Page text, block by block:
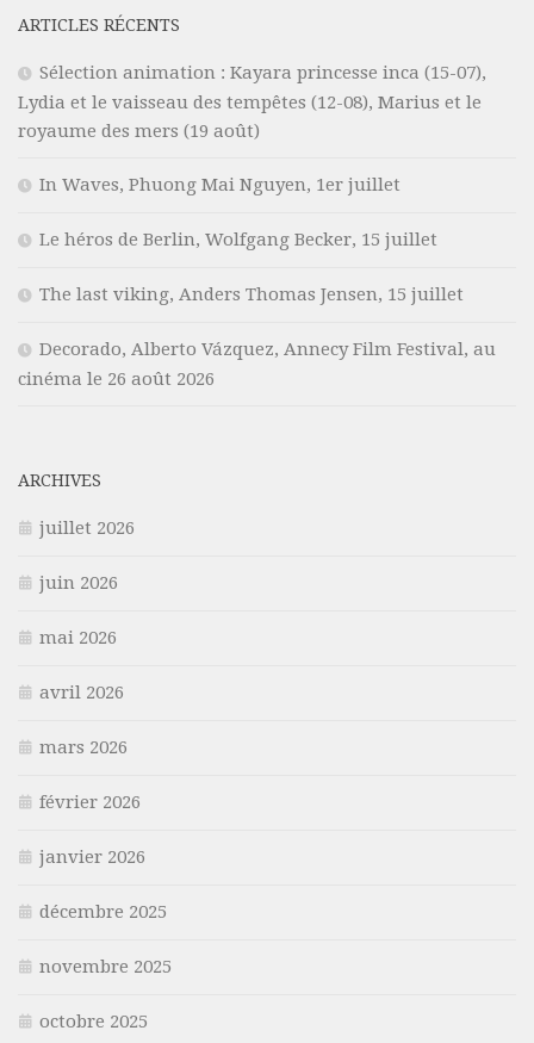
ARTICLES RÉCENTS
Sélection animation : Kayara princesse inca (15-07),
Lydia et le vaisseau des tempêtes (12-08), Marius et le
royaume des mers (19 août)
In Waves, Phuong Mai Nguyen, 1er juillet
Le héros de Berlin, Wolfgang Becker, 15 juillet
The last viking, Anders Thomas Jensen, 15 juillet
Decorado, Alberto Vázquez, Annecy Film Festival, au
cinéma le 26 août 2026
ARCHIVES
juillet 2026
juin 2026
mai 2026
avril 2026
mars 2026
février 2026
janvier 2026
décembre 2025
novembre 2025
octobre 2025